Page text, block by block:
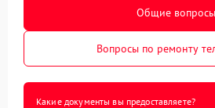
Общие вопросы
Вопросы по ремонту
Какие документы вы предоставляете?